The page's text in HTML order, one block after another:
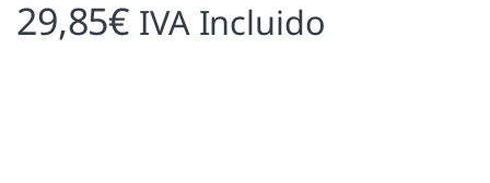
29,85€ IVA Incluido